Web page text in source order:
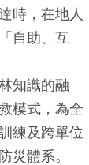
時，在地人
自助、互
知識的融
模式，為全
練及跨單位
災體系。